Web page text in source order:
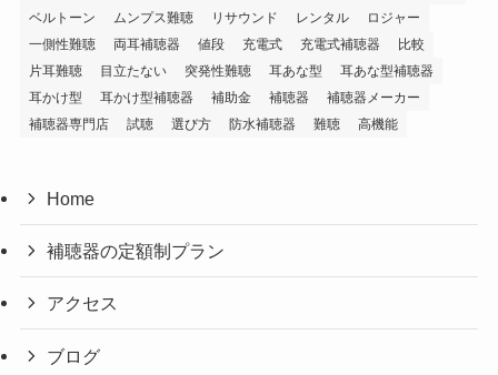
ベルトーン
ムンプス難聴 リサウンド レンタル
ロジャー
一側性難聴
両耳補聴器 値段 充電式 充電式補聴器
比較
片耳難聴
目立たない 突発性難聴 耳あな型
耳あな型補聴器
耳かけ型
耳かけ型補聴器 補助金 補聴器
補聴器メーカー
補聴器専門店
試聴 選び方 防水補聴器 難聴 高機能
Home
補聴器の定額制プラン
アクセス
ブログ